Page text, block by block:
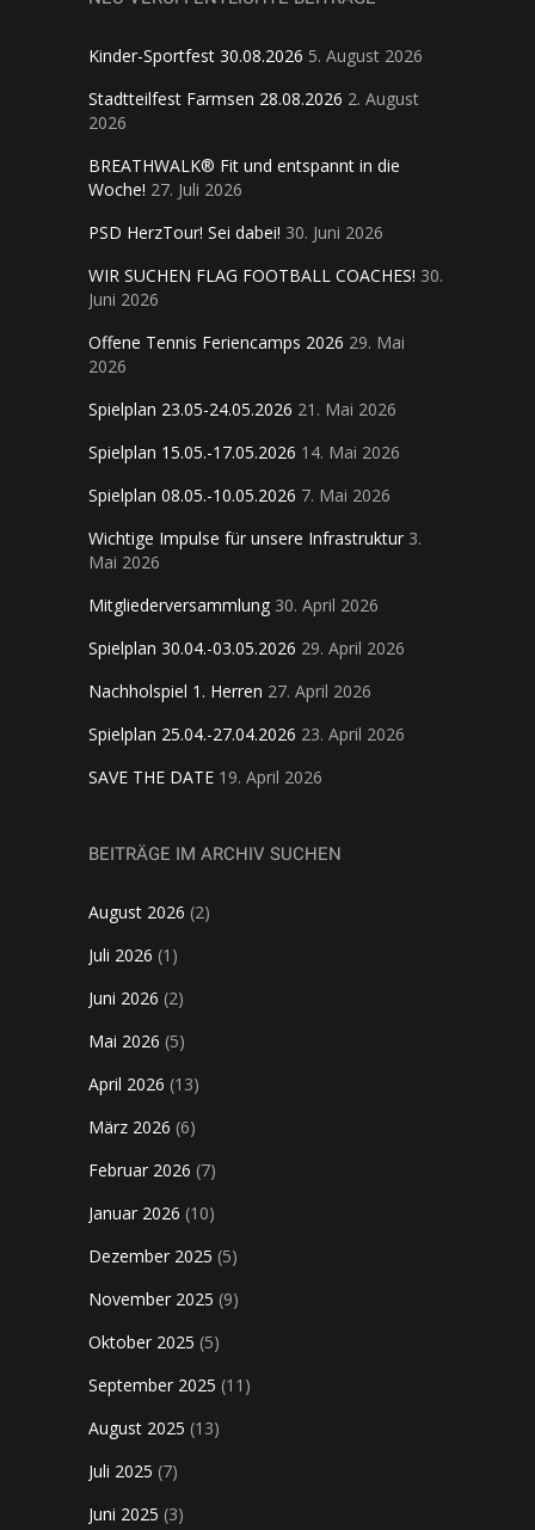
Kinder-Sportfest 30.08.2026 5. August 2026
Stadtteilfest Farmsen 28.08.2026 2. August
2026
BREATHWALK® Fit und entspannt in die
Woche! 27. Juli 2026
PSD HerzTour! Sei dabei! 30. Juni 2026
WIR SUCHEN FLAG FOOTBALL COACHES! 30.
Juni 2026
Offene Tennis Feriencamps 2026 29. Mai
2026
Spielplan 23.05-24.05.2026 21. Mai 2026
Spielplan 15.05.-17.05.2026 14. Mai 2026
Spielplan 08.05.-10.05.2026 7. Mai 2026
Wichtige Impulse für unsere Infrastruktur 3.
Mai 2026
Mitgliederversammlung 30. April 2026
Spielplan 30.04.-03.05.2026 29. April 2026
Nachholspiel 1. Herren 27. April 2026
Spielplan 25.04.-27.04.2026 23. April 2026
SAVE THE DATE 19. April 2026
BEITRÄGE IM ARCHIV SUCHEN
August 2026 (2)
Juli 2026 (1)
Juni 2026 (2)
Mai 2026 (5)
April 2026 (13)
März 2026 (6)
Februar 2026 (7)
Januar 2026 (10)
Dezember 2025 (5)
November 2025 (9)
Oktober 2025 (5)
September 2025 (11)
August 2025 (13)
Juli 2025 (7)
Juni 2025 (3)